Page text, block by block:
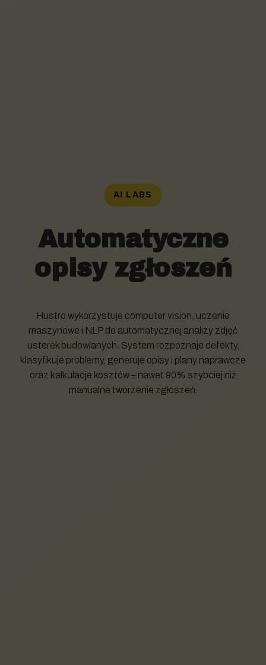
AI LABS
Automatyczne
opisy zgłoszeń
Hustro wykorzystuje computer vision, uczenie
maszynowe i NLP do automatycznej analizy zdjęć
usterek budowlanych. System rozpoznaje defekty,
klasyfikuje problemy, generuje opisy i plany naprawcze
oraz kalkulacje kosztów – nawet 90% szybciej niż
manualne tworzenie zgłoszeń.